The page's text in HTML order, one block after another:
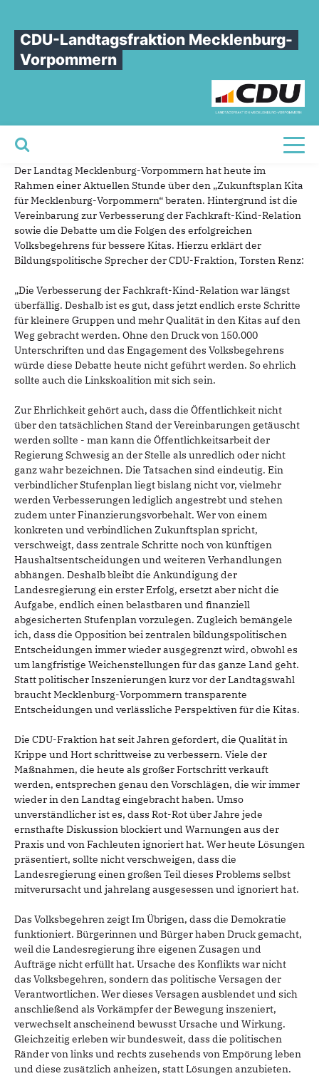
CDU-Landtagsfraktion Mecklenburg-
Vorpommern
Sie sind hier
Kita-Politik gebracht
TorstenRenz:
Bewegungin
03.06.2026
Der Landtag Mecklenburg-Vorpommern hat heute im
Rahmen einer Aktuellen Stunde über den „Zukunftsplan Kita
für Mecklenburg-Vorpommern“ beraten. Hintergrund ist die
Vereinbarung zur Verbesserung der Fachkraft-Kind-Relation
sowie die Debatte um die Folgen des erfolgreichen
Volksbegehrens für bessere Kitas. Hierzu erklärt der
Bildungspolitische Sprecher der CDU-Fraktion, Torsten Renz:
„Die Verbesserung der Fachkraft-Kind-Relation war längst
überfällig. Deshalb ist es gut, dass jetzt endlich erste Schritte
für kleinere Gruppen und mehr Qualität in den Kitas auf den
Weg gebracht werden. Ohne den Druck von 150.000
Unterschriften und das Engagement des Volksbegehrens
würde diese Debatte heute nicht geführt werden. So ehrlich
sollte auch die Linkskoalition mit sich sein.
Zur Ehrlichkeit gehört auch, dass die Öffentlichkeit nicht
über den tatsächlichen Stand der Vereinbarungen getäuscht
werden sollte - man kann die Öffentlichkeitsarbeit der
Regierung Schwesig an der Stelle als unredlich oder nicht
ganz wahr bezeichnen. Die Tatsachen sind eindeutig. Ein
verbindlicher Stufenplan liegt bislang nicht vor, vielmehr
werden Verbesserungen lediglich angestrebt und stehen
zudem unter Finanzierungsvorbehalt. Wer von einem
konkreten und verbindlichen Zukunftsplan spricht,
verschweigt, dass zentrale Schritte noch von künftigen
Haushaltsentscheidungen und weiteren Verhandlungen
abhängen. Deshalb bleibt die Ankündigung der
Landesregierung ein erster Erfolg, ersetzt aber nicht die
Aufgabe, endlich einen belastbaren und finanziell
abgesicherten Stufenplan vorzulegen. Zugleich bemängele
ich, dass die Opposition bei zentralen bildungspolitischen
Entscheidungen immer wieder ausgegrenzt wird, obwohl es
um langfristige Weichenstellungen für das ganze Land geht.
Statt politischer Inszenierungen kurz vor der Landtagswahl
braucht Mecklenburg-Vorpommern transparente
Entscheidungen und verlässliche Perspektiven für die Kitas.
Die CDU-Fraktion hat seit Jahren gefordert, die Qualität in
Krippe und Hort schrittweise zu verbessern. Viele der
Maßnahmen, die heute als großer Fortschritt verkauft
werden, entsprechen genau den Vorschlägen, die wir immer
wieder in den Landtag eingebracht haben. Umso
unverständlicher ist es, dass Rot-Rot über Jahre jede
ernsthafte Diskussion blockiert und Warnungen aus der
Praxis und von Fachleuten ignoriert hat. Wer heute Lösungen
präsentiert, sollte nicht verschweigen, dass die
Landesregierung einen großen Teil dieses Problems selbst
mitverursacht und jahrelang ausgesessen und ignoriert hat.
Das Volksbegehren zeigt Im Übrigen, dass die Demokratie
funktioniert. Bürgerinnen und Bürger haben Druck gemacht,
weil die Landesregierung ihre eigenen Zusagen und
Aufträge nicht erfüllt hat. Ursache des Konflikts war nicht
das Volksbegehren, sondern das politische Versagen der
Verantwortlichen. Wer dieses Versagen ausblendet und sich
anschließend als Vorkämpfer der Bewegung inszeniert,
verwechselt anscheinend bewusst Ursache und Wirkung.
Gleichzeitig erleben wir bundesweit, dass die politischen
Ränder von links und rechts zusehends von Empörung leben
und diese zusätzlich anheizen, statt Lösungen anzubieten.